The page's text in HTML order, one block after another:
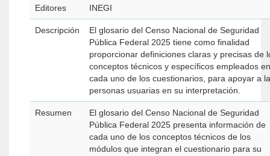
Editores INEGI
Descripción
El glosario del Censo Nacional de Seguridad
Pública Federal 2025 tiene como finalidad
proporcionar definiciones claras y precisas de
conceptos técnicos y específicos empleados en
cada uno de los cuestionarios, para apoyar a
personas usuarias en su interpretación.
Resumen
El glosario del Censo Nacional de Seguridad
Pública Federal 2025 presenta información de
cada uno de los conceptos técnicos de los
módulos que integran el cuestionario para su